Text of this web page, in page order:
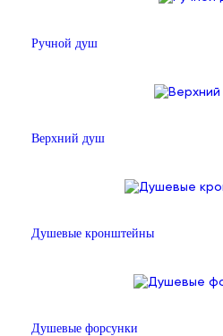
Ручной душ
Верхний душ
Душевые кронштейны
Душевые форсунки